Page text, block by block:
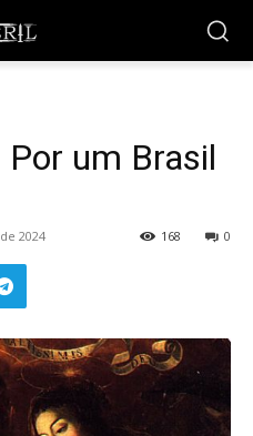
um Brasil
2024 0
168